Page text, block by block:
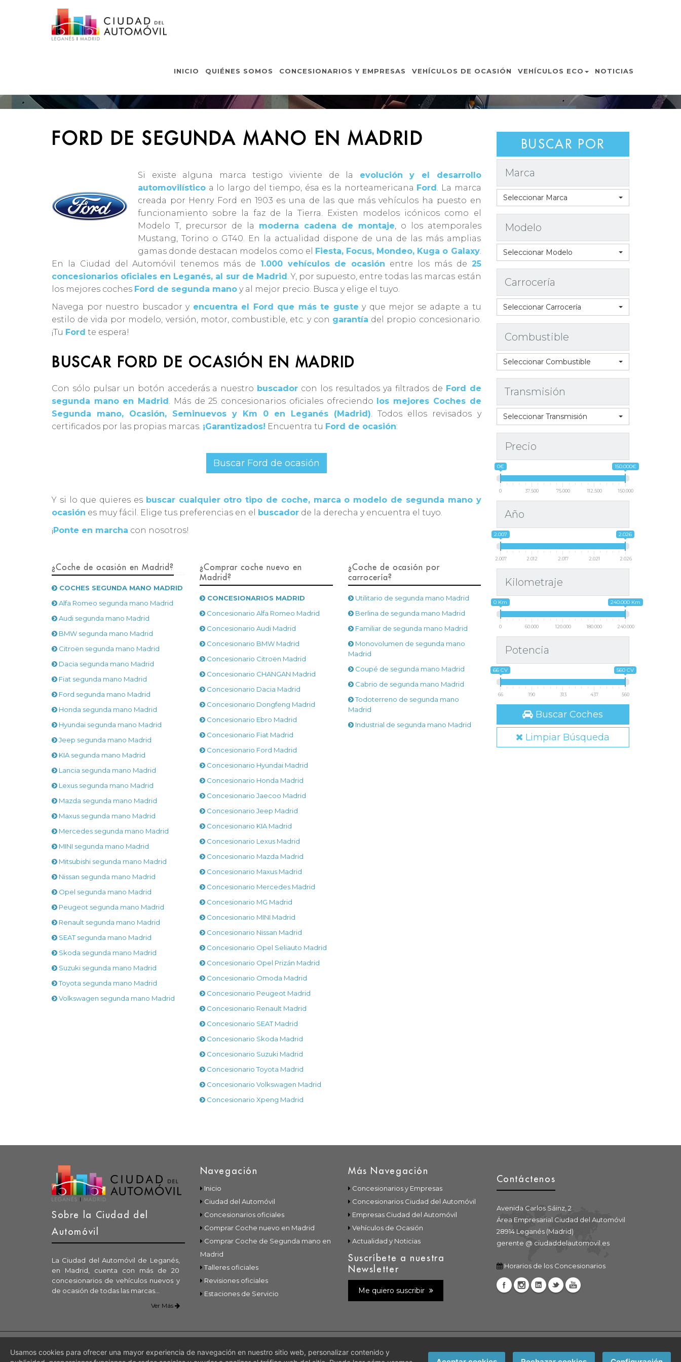
INICIO QUIÉNES SOMOS CONCESIONARIOS Y EMPRESAS VEHÍCULOS DE OCASIÓN VEHÍCULOS ECO NOTICIAS
FORD DE SEGUNDA MANO EN MADRID
FORD DE SEGUNDA MANO EN MADRID
Si existe alguna marca testigo viviente de la evolución y el desarrollo
automovilístico a lo largo del tiempo, ésa es la norteamericana Ford. La marca
creada por Henry Ford en 1903 es una de las que más vehículos ha puesto en
funcionamiento sobre la faz de la Tierra. Existen modelos icónicos como el
Modelo T, precursor de la moderna cadena de montaje, o los atemporales
Mustang, Torino o GT40. En la actualidad dispone de una de las más amplias
gamas donde destacan modelos como el Fiesta, Focus, Mondeo, Kuga o Galaxy.
En la Ciudad del Automóvil tenemos más de 1.000 vehículos de ocasión entre los más de 25
concesionarios oficiales en Leganés, al sur de Madrid. Y, por supuesto, entre todas las marcas están
los mejores coches Ford de segunda mano y al mejor precio. Busca y elige el tuyo.
Navega por nuestro buscador y encuentra el Ford que más te guste y que mejor se adapte a tu
estilo de vida por modelo, versión, motor, combustible, etc. y con garantía del propio concesionario.
¡Tu Ford te espera!
BUSCAR FORD DE OCASIÓN EN MADRID
Con sólo pulsar un botón accederás a nuestro buscador con los resultados ya filtrados de Ford de
segunda mano en Madrid. Más de 25 concesionarios oficiales ofreciendo los mejores Coches de
Segunda mano, Ocasión, Seminuevos y Km 0 en Leganés (Madrid). Todos ellos revisados y
certificados por las propias marcas. ¡Garantizados! Encuentra tu Ford de ocasión:
Buscar Ford de ocasión
Y si lo que quieres es buscar cualquier otro tipo de coche, marca o modelo de segunda mano y
ocasión es muy fácil. Elige tus preferencias en el buscador de la derecha y encuentra el tuyo.
¡Ponte en marcha con nosotros!
¿Coche de ocasión en Madrid?
COCHES SEGUNDA MANO MADRID
Alfa Romeo segunda mano Madrid
Audi segunda mano Madrid
BMW segunda mano Madrid
Citroën segunda mano Madrid
Dacia segunda mano Madrid
Fiat segunda mano Madrid
Ford segunda mano Madrid
Honda segunda mano Madrid
Hyundai segunda mano Madrid
Jeep segunda mano Madrid
KIA segunda mano Madrid
Lancia segunda mano Madrid
Lexus segunda mano Madrid
Mazda segunda mano Madrid
Maxus segunda mano Madrid
Mercedes segunda mano Madrid
MINI segunda mano Madrid
Mitsubishi segunda mano Madrid
Nissan segunda mano Madrid
Opel segunda mano Madrid
Peugeot segunda mano Madrid
Renault segunda mano Madrid
SEAT segunda mano Madrid
Skoda segunda mano Madrid
Suzuki segunda mano Madrid
Toyota segunda mano Madrid
Volkswagen segunda mano Madrid
¿Comprar coche nuevo en
Madrid?
CONCESIONARIOS MADRID
Concesionario Alfa Romeo Madrid
Concesionario Audi Madrid
Concesionario BMW Madrid
Concesionario Citroën Madrid
Concesionario CHANGAN Madrid
Concesionario Dacia Madrid
Concesionario Dongfeng Madrid
Concesionario Ebro Madrid
Concesionario Fiat Madrid
Concesionario Ford Madrid
Concesionario Hyundai Madrid
Concesionario Honda Madrid
Concesionario Jaecoo Madrid
Concesionario Jeep Madrid
Concesionario KIA Madrid
Concesionario Lexus Madrid
Concesionario Mazda Madrid
Concesionario Maxus Madrid
Concesionario Mercedes Madrid
Concesionario MG Madrid
Concesionario MINI Madrid
Concesionario Nissan Madrid
Concesionario Opel Seliauto Madrid
Concesionario Opel Prizán Madrid
Concesionario Omoda Madrid
Concesionario Peugeot Madrid
Concesionario Renault Madrid
Concesionario SEAT Madrid
Concesionario Skoda Madrid
Concesionario Suzuki Madrid
Concesionario Toyota Madrid
Concesionario Volkswagen Madrid
Concesionario Xpeng Madrid
¿Coche de ocasión por
carrocería?
Utilitario de segunda mano Madrid
Berlina de segunda mano Madrid
Familiar de segunda mano Madrid
Monovolumen de segunda mano
Madrid
Coupé de segunda mano Madrid
Cabrio de segunda mano Madrid
Todoterreno de segunda mano
Madrid
Industrial de segunda mano Madrid
BUSCAR POR
Marca
Seleccionar Marca
Modelo
Seleccionar Modelo
Carrocería
Seleccionar Carrocería
Combustible
Seleccionar Combustible
Transmisión
Seleccionar Transmisión
Precio
0€ 150.000€
0 37.500 75.000 112.500 150.000
Año
2.007 2.026
2.007 2.012 2.017 2.021 2.026
Kilometraje
0 Km 240.000 Km
0 60.000 120.000 180.000 240.000
Potencia
66 CV 560 CV
66 190 313 437 560
Buscar Coches
Limpiar Búsqueda
Sobre la Ciudad del
Automóvil
La Ciudad del Automóvil de Leganés,
en Madrid, cuenta con más de 20
concesionarios de vehículos nuevos y
de ocasión de todas las marcas...
Ver Más
Navegación
Inicio
Ciudad del Automóvil
Concesionarios oficiales
Comprar Coche nuevo en Madrid
Comprar Coche de Segunda mano en
Madrid
Talleres oficiales
Revisiones oficiales
Estaciones de Servicio
Más Navegación
Concesionarios y Empresas
Concesionarios Ciudad del Automóvil
Empresas Ciudad del Automóvil
Vehículos de Ocasión
Actualidad y Noticias
Suscríbete a nuestra
Newsletter
Me quiero suscribir
Contáctenos
Avenida Carlos Sáinz, 2
Área Empresarial Ciudad del Automóvil
28914 Leganés (Madrid)
gerente @ ciudaddelautomovil.es
Horarios de los Concesionarios
Usamos cookies para ofrecer una mayor experiencia de navegación en nuestro sitio web, personalizar contenido y